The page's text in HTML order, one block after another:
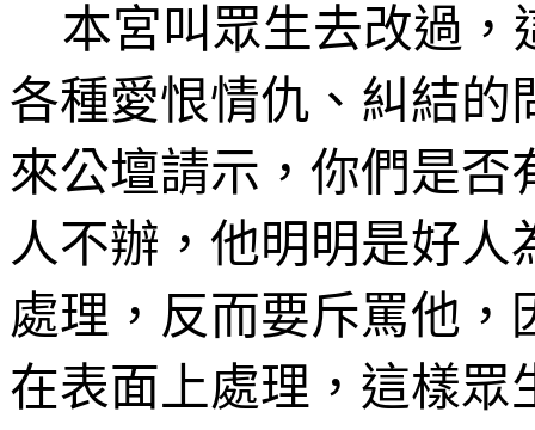
本宮叫眾生去改過，
各種愛恨情仇、糾結的
來公壇請示，你們是
人不辦，他明明是好
處理，反而要斥罵他
在表面上處理，這樣眾